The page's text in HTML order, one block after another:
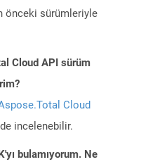
önceki sürümleriyle
Cloud API sürüm
Cloud
incelenebilir.
bulamıyorum. Ne